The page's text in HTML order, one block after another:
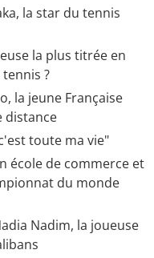
la star du tennis
la plus titrée en
?
la jeune Française
distance
toute ma vie"
école de commerce et
du monde
Nadim, la joueuse